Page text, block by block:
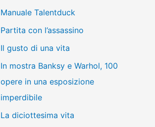
Manuale Talentduck
Partita con l’assassino
Il gusto di una vita
In mostra Banksy e Warhol, 100
opere in una esposizione
imperdibile
La diciottesima vita